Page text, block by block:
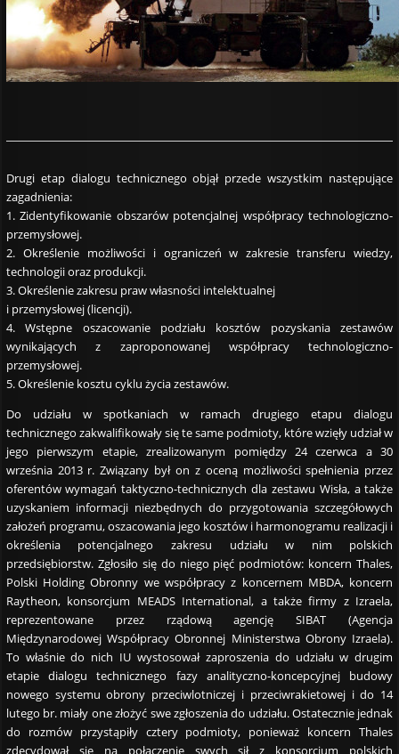
Drugi etap dialogu technicznego objął przede wszystkim następujące
zagadnienia:
1. Zidentyfikowanie obszarów potencjalnej współpracy technologiczno-
przemysłowej.
2. Określenie możliwości i ograniczeń w zakresie transferu wiedzy,
technologii oraz produkcji.
3. Określenie zakresu praw własności intelektualnej
i przemysłowej (licencji).
4. Wstępne oszacowanie podziału kosztów pozyskania zestawów
wynikających z zaproponowanej współpracy technologiczno-
przemysłowej.
5. Określenie kosztu cyklu życia zestawów.
Do udziału w spotkaniach w ramach drugiego etapu dialogu
technicznego zakwalifikowały się te same podmioty, które wzięły udział w
jego pierwszym etapie, zrealizowanym pomiędzy 24 czerwca a 30
września 2013 r. Związany był on z oceną możliwości spełnienia przez
oferentów wymagań taktyczno-technicznych dla zestawu Wisła, a także
uzyskaniem informacji niezbędnych do przygotowania szczegółowych
założeń programu, oszacowania jego kosztów i harmonogramu realizacji i
określenia potencjalnego zakresu udziału w nim polskich
przedsiębiorstw. Zgłosiło się do niego pięć podmiotów: koncern Thales,
Polski Holding Obronny we współpracy z koncernem MBDA, koncern
Raytheon, konsorcjum MEADS International, a także firmy z Izraela,
reprezentowane przez rządową agencję SIBAT (Agencja
Międzynarodowej Współpracy Obronnej Ministerstwa Obrony Izraela).
To właśnie do nich IU wystosował zaproszenia do udziału w drugim
etapie dialogu technicznego fazy analityczno-koncepcyjnej budowy
nowego systemu obrony przeciwlotniczej i przeciwrakietowej i do 14
lutego br. miały one złożyć swe zgłoszenia do udziału. Ostatecznie jednak
do rozmów przystąpiły cztery podmioty, ponieważ koncern Thales
zdecydował się na połączenie swych sił z konsorcjum polskich